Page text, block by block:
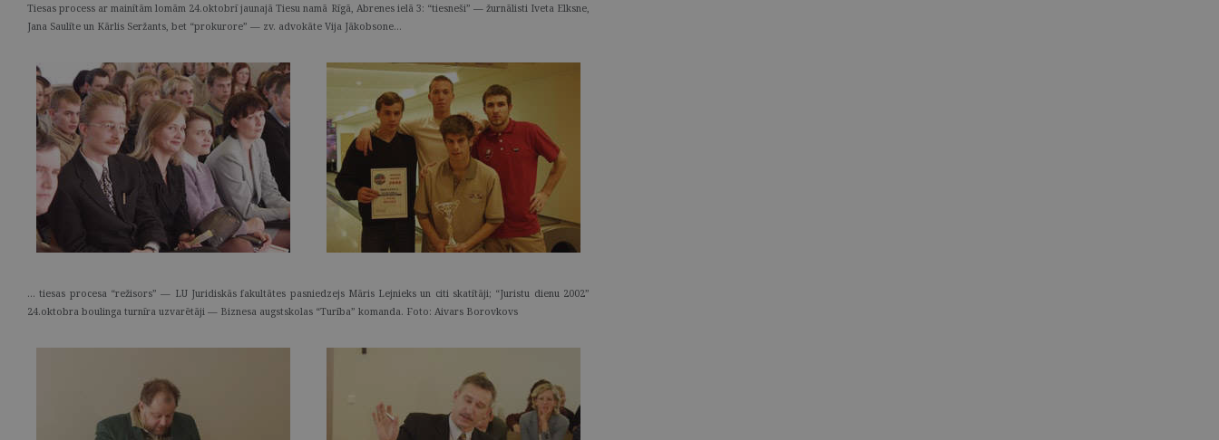
Tiesas process ar mainītām lomām 24.oktobrī jaunajā Tiesu namā Rīgā, Abrenes ielā 3: “tiesneši” — žurnālisti Iveta Elksne,
Jana Saulīte un Kārlis Seržants, bet “prokurore” — zv. advokāte Vija Jākobsone…
… tiesas procesa “režisors” — LU Juridiskās fakultātes pasniedzejs Māris Lejnieks un citi skatītāji; “Juristu dienu 2002”
24.oktobra boulinga turnīra uzvarētāji — Biznesa augstskolas “Turība” komanda. Foto: Aivars Borovkovs